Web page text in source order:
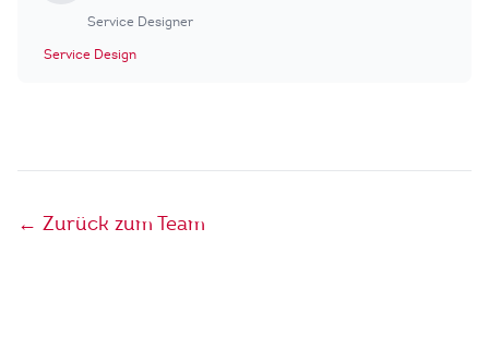
Service Designer
Service Design
← Zurück zum Team